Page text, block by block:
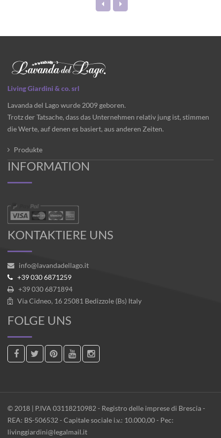
Living Giardini & co. srl
Lavanda del Lago wurde 2009 geboren.
Trotz der Tatsache, dass das Unternehmen relativ jung ist, stimmen
die Werte, auf denen es basiert, aus anderen Zeiten.
Produkte
INFORMATION
KONTAKTIERE UNS
info@lavandadellago.it
+39 030 6871259
+39 030 6871894
Via Cidneo, 16 25081 Bedizzole (Bs) Italy
FOLGE UNS
© 2018 | P.IVA 03118210982 - Registro delle imprese di Brescia -
REA: BS-506532 - Capitale sociale i.v.: 10.000,00 - Pec:
livinggiardini@legalmail.it